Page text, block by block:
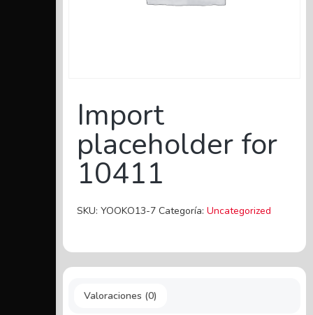
Import
placeholder for
10411
SKU: YOOKO13-7 Categoría: Uncategorized
Valoraciones (0)